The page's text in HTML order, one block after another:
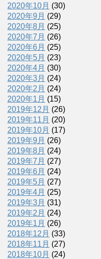
2020年10月 (30)
2020年9月 (29)
2020年8月 (25)
2020年7月 (26)
2020年6月 (25)
2020年5月 (23)
2020年4月 (30)
2020年3月 (24)
2020年2月 (24)
2020年1月 (15)
2019年12月 (26)
2019年11月 (20)
2019年10月 (17)
2019年9月 (26)
2019年8月 (24)
2019年7月 (27)
2019年6月 (24)
2019年5月 (27)
2019年4月 (25)
2019年3月 (31)
2019年2月 (24)
2019年1月 (26)
2018年12月 (33)
2018年11月 (27)
2018年10月 (24)